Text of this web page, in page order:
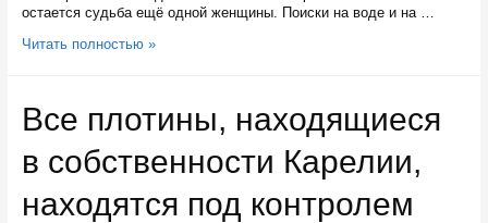
остается судьба ещё одной женщины. Поиски на воде и на …
Найдены
при
прорыве
временной
плотины
Балтийского
Читать полностью »
Все плотины, находящиеся
в собственности Карелии,
находятся под контролем